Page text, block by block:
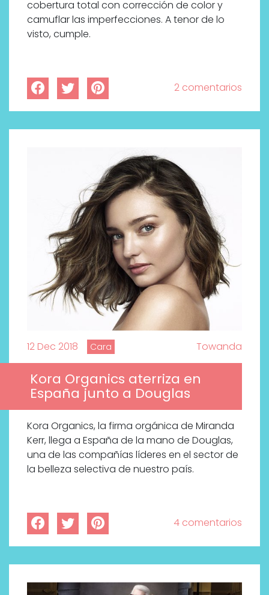
cobertura total con corrección de color y
camuflar las imperfecciones. A tenor de lo
visto, cumple.
2 comentarios
12 Dec 2018 Cara Towanda
Kora Organics aterriza en
España junto a Douglas
Kora Organics, la firma orgánica de Miranda
Kerr, llega a España de la mano de Douglas,
una de las compañías líderes en el sector de
la belleza selectiva de nuestro país.
4 comentarios